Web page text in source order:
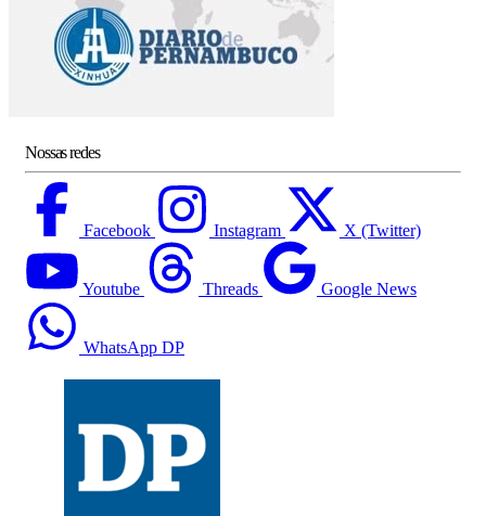
Nossas redes
Facebook Instagram X (Twitter)
Youtube Threads Google News
WhatsApp DP